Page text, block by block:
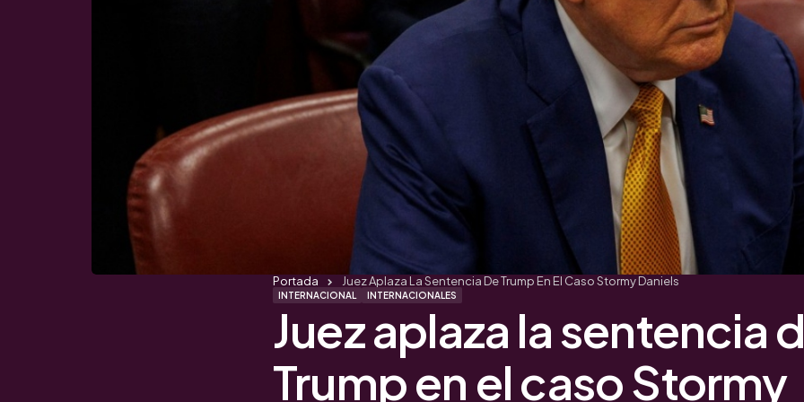
INTERNACIONAL INTERNACIONALES
Juez aplaza la sentencia
Trump en el caso Stormy
Portada Juez Aplaza La Sentencia De Trump En El Caso Stormy Daniels